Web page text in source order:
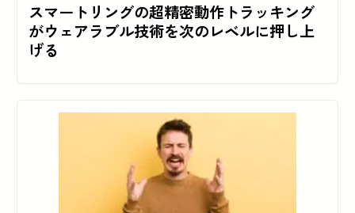
スマートリングの超精密動作トラッキング
がウェアラブル技術を次のレベルに押し上
げる